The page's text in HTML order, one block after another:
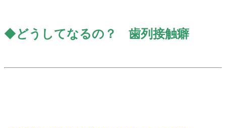
◆どうしてなるの？ 歯列接触癖